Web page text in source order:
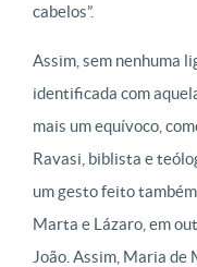
cabelos”.
Assim, sem nenhuma
identificada com
mais um equívoco,
Ravasi, biblista e
um gesto feito
Marta e Lázaro, em
João. Assim, Maria